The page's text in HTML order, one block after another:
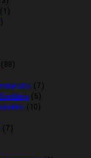
(1)
(88)
(7)
(5)
(10)
(7)